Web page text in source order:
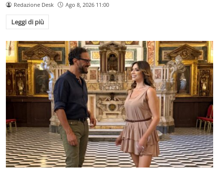
Redazione Desk Ago 8, 2026 11:00
Leggi di più